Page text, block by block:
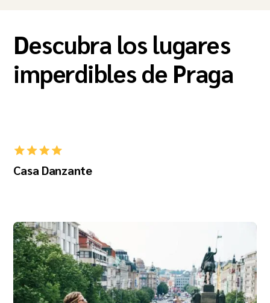
Descubra los lugares
imperdibles de Praga
Casa Danzante